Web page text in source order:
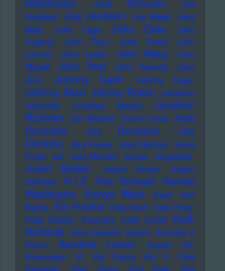
Distelmayer
Jock McDonald
Joe
Goddard Joe Jackson Joe Meek Joey
Kelly
John Cage John Cale
John
Fogerty
John Foxx John Grant
John
Lennon
John Lydon John Maus
John
Mayall
John Peel John Travolta
John
Zorn
Johnny Cash Johnny Depp
Johnny Marr Johnny Rotten Jonathan
Jeremiah
Jonathan Meese
Jonathan
Richman Joni Mitchell Jonzun Crew Jose
Gonzales
Joy Denalane
Joy
Division Jörg Fauser Jörg Stempel Judas
Priest Juli Julia Meladin Jumpa Jungstötter
Justin Bieber Jürgen Drews
Jürgen
Zeltinger
K.I.Z. Kae Tempest Kamasi
Washington
Kanye West Karat
Karl
Bartos Kat Frankie Kate Bush Kate Perry
Katja Ebstein
Kavinsky Keith Jarrett
Keith
Richards Kele Okereke Kelela Kemistry &
Storm
Kendrick Lamar
Kerstin Ott
Khruangbin
KI KId Creole KId P.
KIda